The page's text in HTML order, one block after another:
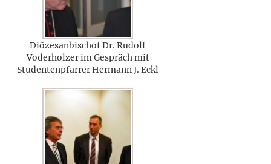
Diözesanbischof Dr. Rudolf
Voderholzer im Gespräch mit
Studentenpfarrer Hermann J. Eckl